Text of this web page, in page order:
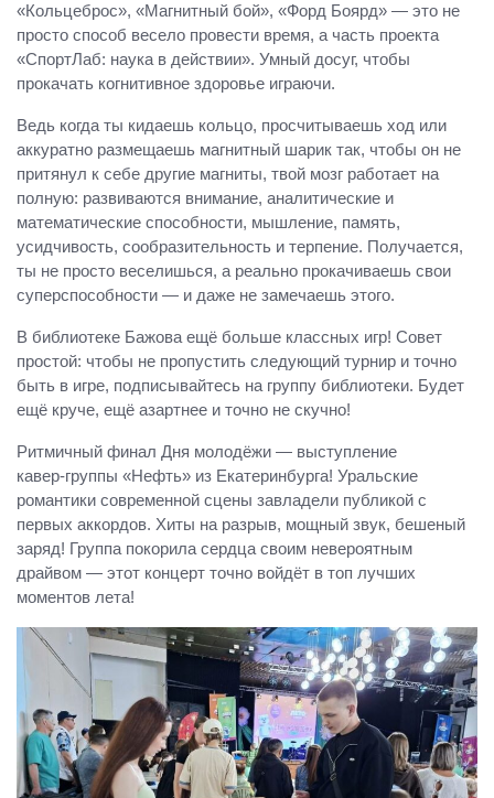
«Кольцеброс», «Магнитный бой», «Форд Боярд» — это не
просто способ весело провести время, а часть проекта
«СпортЛаб: наука в действии». Умный досуг, чтобы
прокачать когнитивное здоровье играючи.
Ведь когда ты кидаешь кольцо, просчитываешь ход или
аккуратно размещаешь магнитный шарик так, чтобы он не
притянул к себе другие магниты, твой мозг работает на
полную: развиваются внимание, аналитические и
математические способности, мышление, память,
усидчивость, сообразительность и терпение. Получается,
ты не просто веселишься, а реально прокачиваешь свои
суперспособности — и даже не замечаешь этого.
В библиотеке Бажова ещё больше классных игр! Совет
простой: чтобы не пропустить следующий турнир и точно
быть в игре, подписывайтесь на группу библиотеки. Будет
ещё круче, ещё азартнее и точно не скучно!
Ритмичный финал Дня молодёжи — выступление
кавер‑группы «Нефть» из Екатеринбурга! Уральские
романтики современной сцены завладели публикой с
первых аккордов. Хиты на разрыв, мощный звук, бешеный
заряд! Группа покорила сердца своим невероятным
драйвом — этот концерт точно войдёт в топ лучших
моментов лета!